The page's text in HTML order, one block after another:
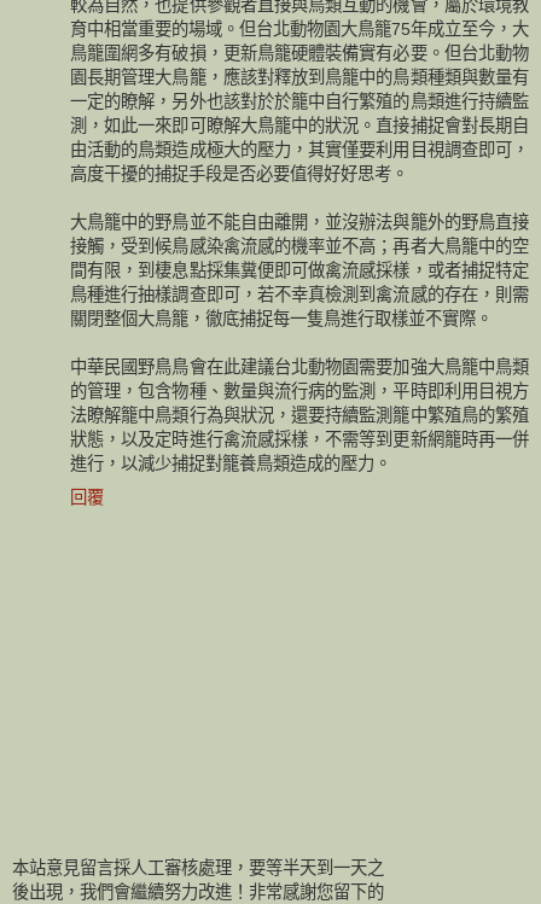
較為自然，也提供參觀者直接與鳥類互動的機會，屬於環境教
育中相當重要的場域。但台北動物園大鳥籠75年成立至今，大
鳥籠圍網多有破損，更新鳥籠硬體裝備實有必要。但台北動物
園長期管理大鳥籠，應該對釋放到鳥籠中的鳥類種類與數量有
一定的瞭解，另外也該對於於籠中自行繁殖的鳥類進行持續監
測，如此一來即可瞭解大鳥籠中的狀況。直接捕捉會對長期自
由活動的鳥類造成極大的壓力，其實僅要利用目視調查即可，
高度干擾的捕捉手段是否必要值得好好思考。
大鳥籠中的野鳥並不能自由離開，並沒辦法與籠外的野鳥直接
接觸，受到候鳥感染禽流感的機率並不高；再者大鳥籠中的空
間有限，到棲息點採集糞便即可做禽流感採樣，或者捕捉特定
鳥種進行抽樣調查即可，若不幸真檢測到禽流感的存在，則需
關閉整個大鳥籠，徹底捕捉每一隻鳥進行取樣並不實際。
中華民國野鳥鳥會在此建議台北動物園需要加強大鳥籠中鳥類
的管理，包含物種、數量與流行病的監測，平時即利用目視方
法瞭解籠中鳥類行為與狀況，還要持續監測籠中繁殖鳥的繁殖
狀態，以及定時進行禽流感採樣，不需等到更新網籠時再一併
進行，以減少捕捉對籠養鳥類造成的壓力。
回覆
本站意見留言採人工審核處理，要等半天到一天之
後出現，我們會繼續努力改進！非常感謝您留下的